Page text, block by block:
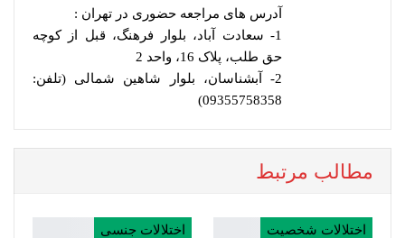
آدرس های مراجعه حضوری در تهران :
1- سعادت آباد، بلوار فرهنگ، قبل از کوچه
حق طلب، پلاک 16، واحد 2
2- آبشناسان، بلوار شاهین شمالی (تلفن:
09355758358)
مطالب مرتبط
اختلالات شخصیت اختلالات جنسی